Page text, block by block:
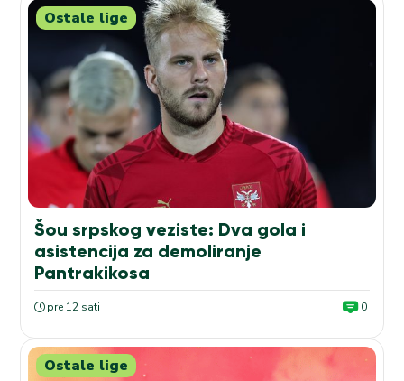
Ostale lige
Šou srpskog veziste: Dva gola i
asistencija za demoliranje
Pantrakikosa
pre 12 sati 0
Ostale lige